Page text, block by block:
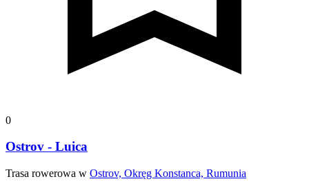
0
Ostrov - Luica
Trasa rowerowa w Ostrov, Okręg Konstanca, Rumunia